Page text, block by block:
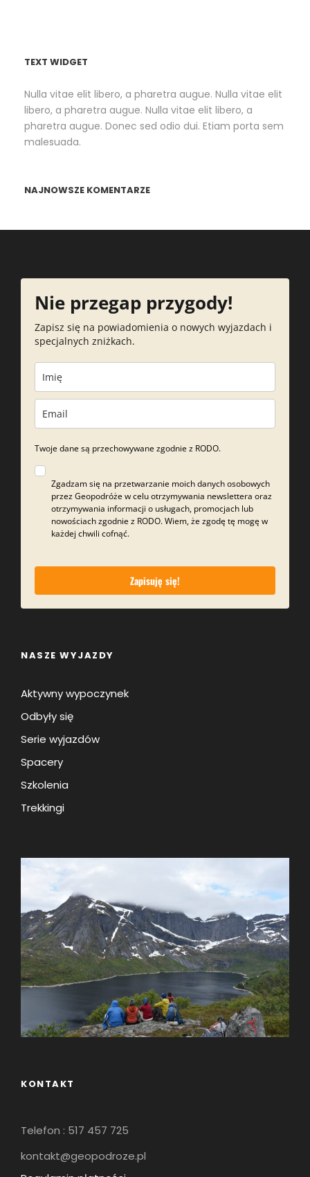
TEXT WIDGET
Nulla vitae elit libero, a pharetra augue. Nulla vitae elit
libero, a pharetra augue. Nulla vitae elit libero, a
pharetra augue. Donec sed odio dui. Etiam porta sem
malesuada.
NAJNOWSZE KOMENTARZE
Nie przegap przygody!
Zapisz się na powiadomienia o nowych wyjazdach i
specjalnych zniżkach.
Twoje dane są przechowywane zgodnie z RODO.
Zgadzam się na przetwarzanie moich danych osobowych
przez Geopodróże w celu otrzymywania newslettera oraz
otrzymywania informacji o usługach, promocjach lub
nowościach zgodnie z RODO. Wiem, że zgodę tę mogę w
każdej chwili cofnąć.
Zapisuję się!
NASZE WYJAZDY
Aktywny wypoczynek
Odbyły się
Serie wyjazdów
Spacery
Szkolenia
Trekkingi
KONTAKT
Telefon : 517 457 725
kontakt@geopodroze.pl